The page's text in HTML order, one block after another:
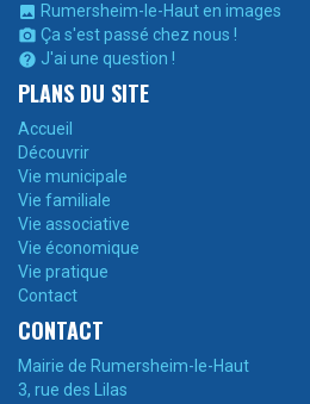
 Rumersheim-le-Haut en images
 Ça s'est passé chez nous !
 J'ai une question !
PLANS DU SITE
Accueil
Découvrir
Vie municipale
Vie familiale
Vie associative
Vie économique
Vie pratique
Contact
CONTACT
Mairie de Rumersheim-le-Haut
3, rue des Lilas